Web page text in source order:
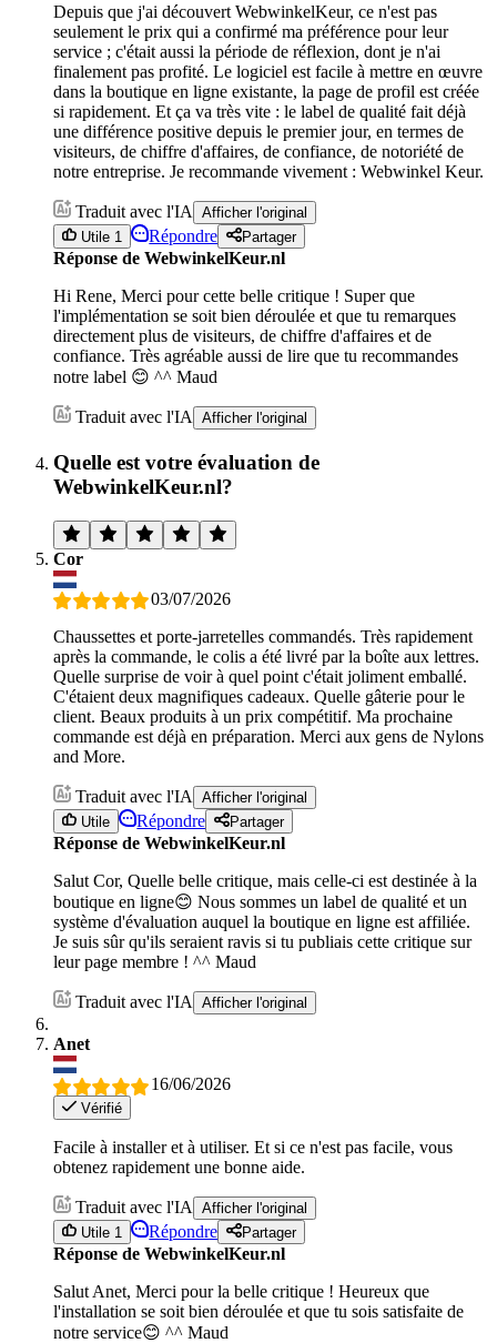
Depuis que j'ai découvert WebwinkelKeur, ce n'est pas
seulement le prix qui a confirmé ma préférence pour leur
service ; c'était aussi la période de réflexion, dont je n'ai
finalement pas profité. Le logiciel est facile à mettre en œuvre
dans la boutique en ligne existante, la page de profil est créée
si rapidement. Et ça va très vite : le label de qualité fait déjà
une différence positive depuis le premier jour, en termes de
visiteurs, de chiffre d'affaires, de confiance, de notoriété de
notre entreprise. Je recommande vivement : Webwinkel Keur.
Traduit avec l'IA
Afficher l'original
Utile 1
Répondre Partager
Réponse de WebwinkelKeur.nl
Hi Rene, Merci pour cette belle critique ! Super que
l'implémentation se soit bien déroulée et que tu remarques
directement plus de visiteurs, de chiffre d'affaires et de
confiance. Très agréable aussi de lire que tu recommandes
notre label 😊 ^^ Maud
Traduit avec l'IA Afficher l'original
Quelle est votre évaluation de
WebwinkelKeur.nl?
Cor
03/07/2026
Chaussettes et porte-jarretelles commandés. Très rapidement
après la commande, le colis a été livré par la boîte aux lettres.
Quelle surprise de voir à quel point c'était joliment emballé.
C'étaient deux magnifiques cadeaux. Quelle gâterie pour le
client. Beaux produits à un prix compétitif. Ma prochaine
commande est déjà en préparation. Merci aux gens de Nylons
and More.
Traduit avec l'IA
Afficher l'original
Utile
Répondre Partager
Réponse de WebwinkelKeur.nl
Salut Cor, Quelle belle critique, mais celle-ci est destinée à la
boutique en ligne😊 Nous sommes un label de qualité et un
système d'évaluation auquel la boutique en ligne est affiliée.
Je suis sûr qu'ils seraient ravis si tu publiais cette critique sur
leur page membre ! ^^ Maud
Traduit avec l'IA Afficher l'original
Anet
16/06/2026
Vérifié
Facile à installer et à utiliser. Et si ce n'est pas facile, vous
obtenez rapidement une bonne aide.
Traduit avec l'IA
Afficher l'original
Utile 1
Répondre Partager
Réponse de WebwinkelKeur.nl
Salut Anet, Merci pour la belle critique ! Heureux que
l'installation se soit bien déroulée et que tu sois satisfaite de
notre service😊 ^^ Maud